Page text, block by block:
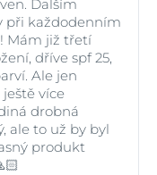
Dalším
při každodenním
Mám již třetí
dříve spf 25,
Ale jen
více
drobná
ale to už by byl
produkt